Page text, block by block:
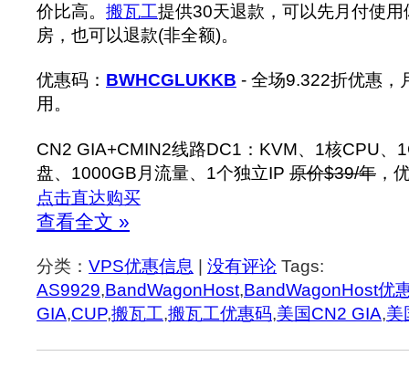
价比高。 搬瓦工提供30天退款，可以先月付使
房，也可以退款(非全额)。
优惠码： BWHCGLUKKB - 全场9.322折优惠，
用。
CN2 GIA+CMIN2线路DC1：KVM、1核CPU、
盘、1000GB月流量、1个独立IP 原价$39/年 ，
点击直达购买
查看全文 »
分类： VPS优惠信息 没有评论 Tags:
AS9929,BandWagonHost,BandWagonHost优
GIA,CUP,搬瓦工,搬瓦工优惠码,美国CN2 GIA,美